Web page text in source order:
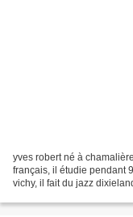
yves robert né à
français, il étudie pendant
vichy, il fait du jazz